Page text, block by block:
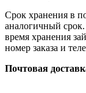
Срок хранения в
аналогичный
время хранения
номер заказа и
Почтовая